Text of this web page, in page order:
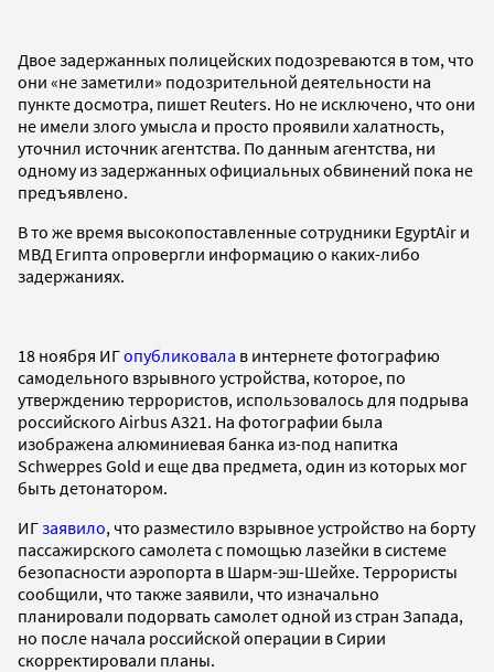
Двое задержанных полицейских подозреваются в том, что
они «не заметили» подозрительной деятельности на
пункте досмотра, пишет Reuters. Но не исключено, что они
не имели злого умысла и просто проявили халатность,
уточнил источник агентства. По данным агентства, ни
одному из задержанных официальных обвинений пока не
предъявлено.
В то же время высокопоставленные сотрудники EgyptAir и
МВД Египта опровергли информацию о каких-либо
задержаниях.
18 ноября ИГопубликовала в интернете фотографию
самодельного взрывного устройства, которое, по
утверждению террористов, использовалось для подрыва
российского Airbus A321. На фотографии была
изображена алюминиевая банка из-под напитка
Schweppes Gold и еще два предмета, один из которых мог
быть детонатором.
ИГзаявило, что разместило взрывное устройство на борту
пассажирского самолета с помощью лазейки в системе
безопасности аэропорта в Шарм-эш-Шейхе. Террористы
сообщили, что также заявили, что изначально
планировали подорвать самолет одной из стран Запада,
но после начала российской операции в Сирии
скорректировали планы.